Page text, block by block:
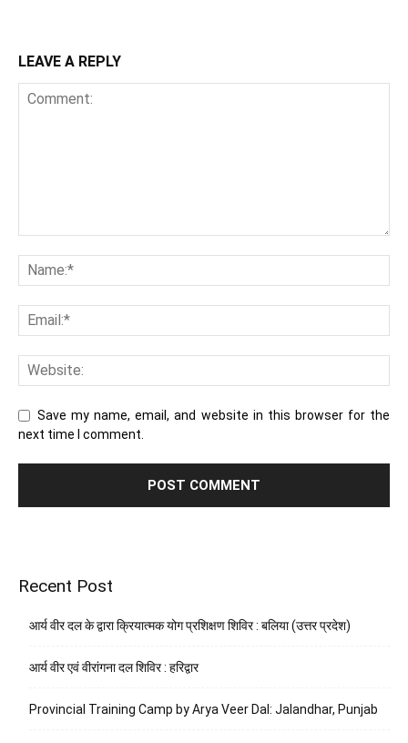
LEAVE A REPLY
Save my name, email, and website in this browser for the
next time I comment.
Recent Post
आर्य वीर दल के द्वारा क्रियात्मक योग प्रशिक्षण शिविर : बलिया (उत्तर प्रदेश)
आर्य वीर एवं वीरांगना दल शिविर : हरिद्वार
Provincial Training Camp by Arya Veer Dal: Jalandhar, Punjab